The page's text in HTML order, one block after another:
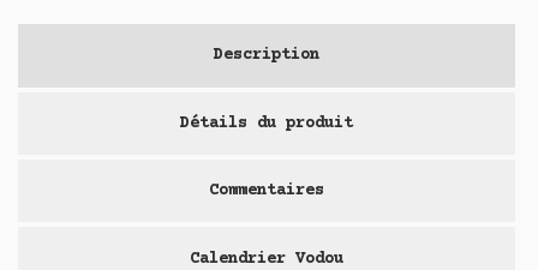
Description
Détails du produit
Commentaires
Calendrier Vodou